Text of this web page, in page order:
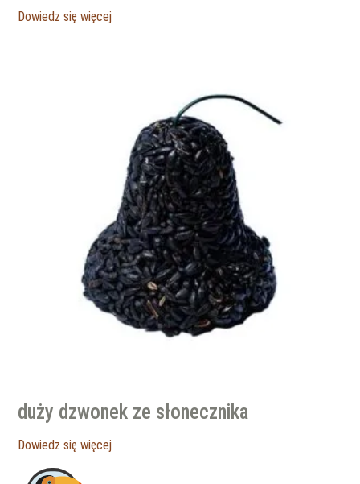
Dowiedz się więcej
duży dzwonek ze słonecznika
Dowiedz się więcej